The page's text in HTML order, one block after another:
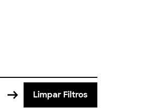
Limpar Filtros